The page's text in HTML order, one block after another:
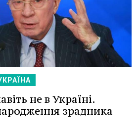
не в Україні.
зрадника